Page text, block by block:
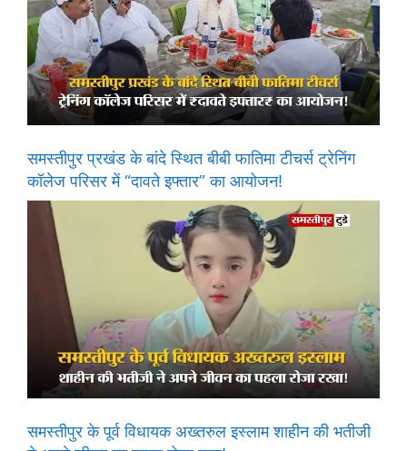
समस्तीपुर प्रखंड के बांदे स्थित बीबी फातिमा टीचर्स ट्रेनिंग
कॉलेज परिसर में “दावते इफ्तार” का आयोजन!
समस्तीपुर के पूर्व विधायक अख्तरुल इस्लाम शाहीन की भतीजी